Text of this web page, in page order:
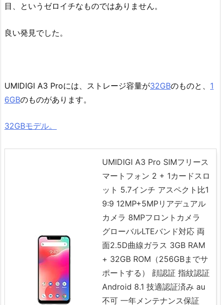
目、というゼロイチなものではありません。
良い発見でした。
UMIDIGI A3 Proには、ストレージ容量が32GBのものと、 1
6GBのものがあります。
32GBモデル。
UMIDIGI A3 Pro SIMフリース
マートフォン 2 + 1カードスロ
ット 5.7インチ アスペクト比1
9:9 12MP+5MPリアデュアル
カメラ 8MPフロントカメラ
グローバルLTEバンド対応 両
面2.5D曲線ガラス 3GB RAM
+ 32GB ROM（256GBまでサ
ポートする） 顔認証 指紋認証
Android 8.1 技適認証済み au
不可 一年メンテナンス保証